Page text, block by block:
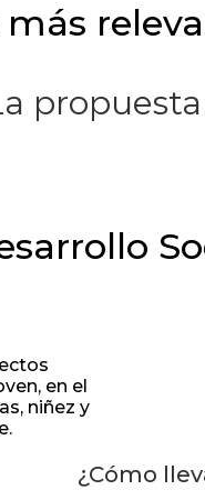
más
en el
niñez y
¿Cómo